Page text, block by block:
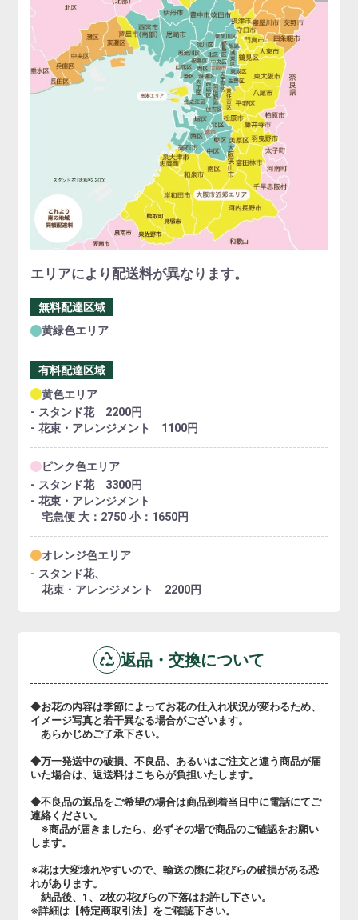
エリアにより配送料が異なります。
無料配達区域
黄緑色エリア
有料配達区域
黄色エリア
- スタンド花 2200円
- 花束・アレンジメント 1100円
ピンク色エリア
- スタンド花 3300円
- 花束・アレンジメント
宅急便 大：2750 小：1650円
オレンジ色エリア
- スタンド花、
花束・アレンジメント 2200円
返品・交換について
◆お花の内容は季節によってお花の仕入れ状況が変わるため、
イメージ写真と若干異なる場合がございます。
あらかじめご了承下さい。
◆万一発送中の破損、不良品、あるいはご注文と違う商品が届
いた場合は、返送料はこちらが負担いたします。
◆不良品の返品をご希望の場合は商品到着当日中に電話にてご
連絡ください。
※商品が届きましたら、必ずその場で商品のご確認をお願い
します。
※花は大変壊れやすいので、輸送の際に花びらの破損がある恐
れがあります。
納品後、1、2枚の花びらの下落はお許し下さい。
※詳細は【特定商取引法】をご確認下さい。